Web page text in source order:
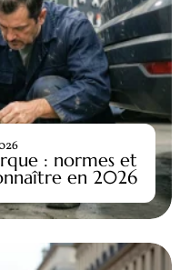
: normes et
en 2026